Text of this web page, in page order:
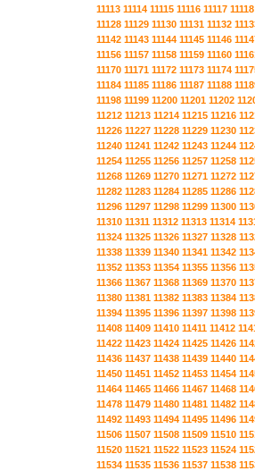
11113 11114 11115 11116 11117 11118
11128 11129 11130 11131 11132
11142 11143 11144 11145 11146
11156 11157 11158 11159 11160
11170 11171 11172 11173 11174
11184 11185 11186 11187 11188
11198 11199 11200 11201 11202
11212 11213 11214 11215 11216
11226 11227 11228 11229 11230
11240 11241 11242 11243 11244
11254 11255 11256 11257 11258
11268 11269 11270 11271 11272
11282 11283 11284 11285 11286
11296 11297 11298 11299 11300
11310 11311 11312 11313 11314
11324 11325 11326 11327 11328
11338 11339 11340 11341 11342
11352 11353 11354 11355 11356
11366 11367 11368 11369 11370
11380 11381 11382 11383 11384
11394 11395 11396 11397 11398
11408 11409 11410 11411 11412
11422 11423 11424 11425 11426
11436 11437 11438 11439 11440
11450 11451 11452 11453 11454
11464 11465 11466 11467 11468
11478 11479 11480 11481 11482
11492 11493 11494 11495 11496
11506 11507 11508 11509 11510
11520 11521 11522 11523 11524
11534 11535 11536 11537 11538